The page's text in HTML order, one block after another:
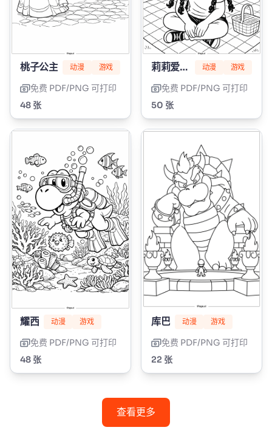
桃子公主 动漫 游戏
免费 PDF/PNG 可打印
48 张
莉莉爱编辫子 动漫 游戏
免费 PDF/PNG 可打印
50 张
耀西 动漫 游戏
免费 PDF/PNG 可打印
48 张
库巴 动漫 游戏
免费 PDF/PNG 可打印
22 张
查看更多